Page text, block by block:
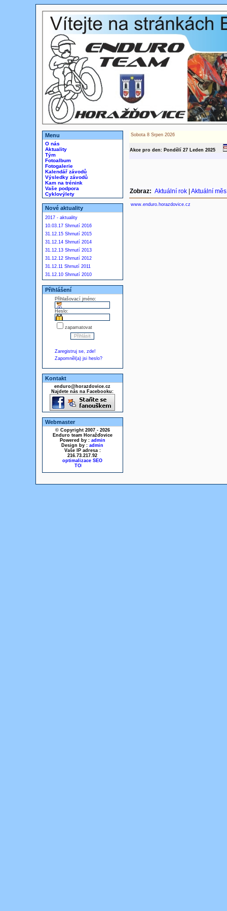
Menu
O nás
Aktuality
Tým
Fotoalbum
Fotogalerie
Kalendář závodů
Výsledky závodů
Kam na trénink
Vaše podpora
Cyklovýlety
Nové aktuality
2017 - aktuality
10.03.17 Shrnutí 2016
31.12.15 Shrnutí 2015
31.12.14 Shrnutí 2014
31.12.13 Shrnutí 2013
31.12.12 Shrnutí 2012
31.12.11 Shrnutí 2011
31.12.10 Shrnutí 2010
Přihlášení
Přihlašovací jméno:
Heslo:
zapamatovat
Zaregistruj se, zde!
Zapomněl(a) jsi heslo?
Kontakt
enduro@horazdovice.cz
Najdete nás na Facebooku:
Webmaster
© Copyright 2007 - 2026
Enduro team Horažďovice
Powered by : admin
Design by : admin
Vaše IP adresa :
216.73.217.92
optimalizace SEO
Sobota 8 Srpen 2026
Akce pro den: Pondělí 27 Leden 2025
Zobraz: Aktuální rok| Aktuální
www.enduro.horazdovice.cz